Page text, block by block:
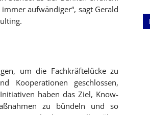
aufwändiger“, sagt Gerald
um die Fachkräftelücke zu
Kooperationen geschlossen,
haben das Ziel, Know-
zu bündeln und so